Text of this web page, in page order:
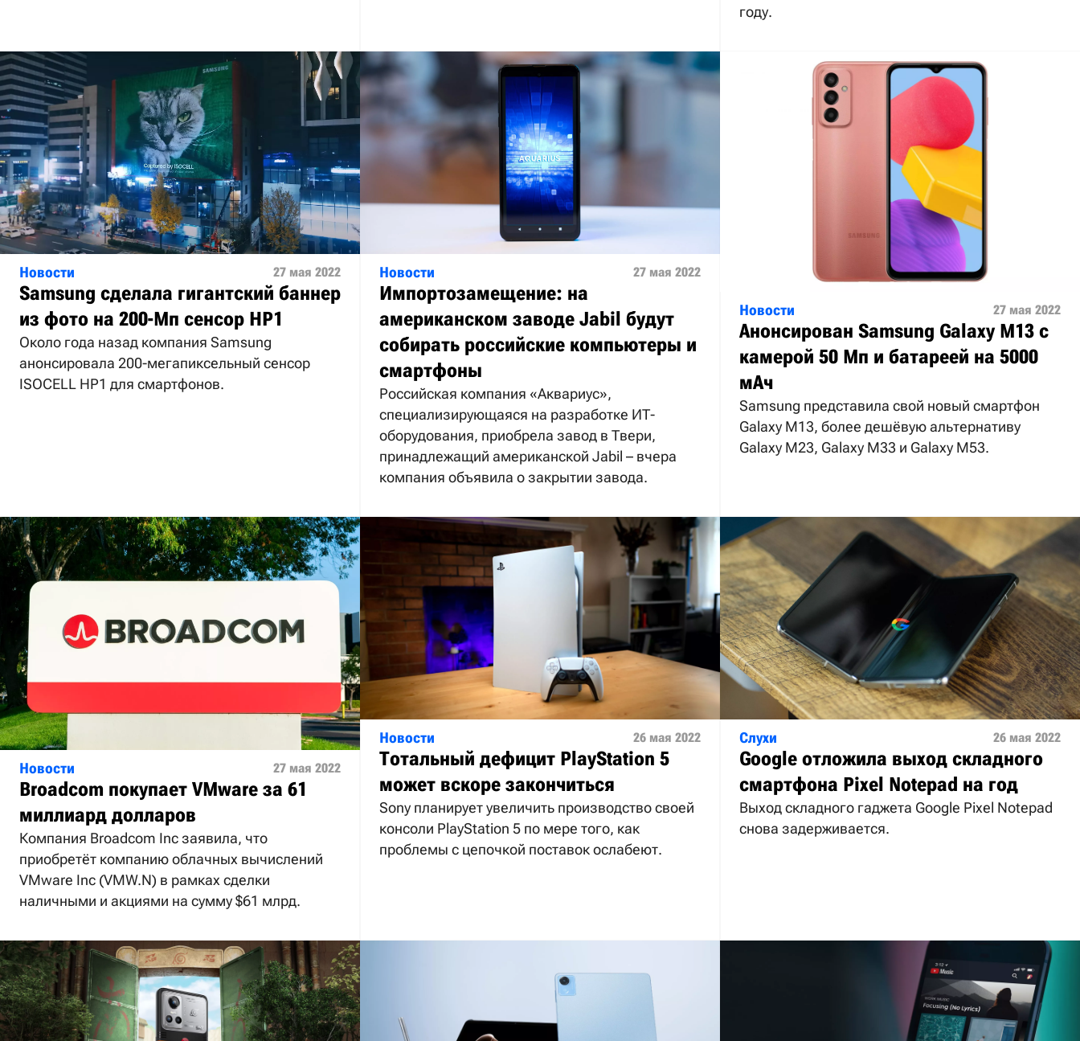
году.
Новости 27 мая 2022
Samsung сделала гигантский баннер
из фото на 200-Мп сенсор HP1
Около года назад компания Samsung
анонсировала 200-мегапиксельный сенсор
ISOCELL HP1 для смартфонов.
Новости 27 мая 2022
Импортозамещение: на
американском заводе Jabil будут
собирать российские компьютеры и
смартфоны
Российская компания «Аквариус»,
специализирующаяся на разработке ИТ-
оборудования, приобрела завод в Твери,
принадлежащий американской Jabil – вчера
компания объявила о закрытии завода.
Новости 27 мая 2022
Анонсирован Samsung Galaxy M13 с
камерой 50 Мп и батареей на 5000
мАч
Samsung представила свой новый смартфон
Galaxy M13, более дешёвую альтернативу
Galaxy M23, Galaxy M33 и Galaxy M53.
Новости 27 мая 2022
Broadcom покупает VMware за 61
миллиард долларов
Компания Broadcom Inc заявила, что
приобретёт компанию облачных вычислений
VMware Inc (VMW.N) в рамках сделки
наличными и акциями на сумму $61 ​​млрд.
Новости 26 мая 2022
Тотальный дефицит PlayStation 5
может вскоре закончиться
Sony планирует увеличить производство своей
консоли PlayStation 5 по мере того, как
проблемы с цепочкой поставок ослабеют.
Слухи 26 мая 2022
Google отложила выход складного
смартфона Pixel Notepad на год
Выход складного гаджета Google Pixel Notepad
снова задерживается.